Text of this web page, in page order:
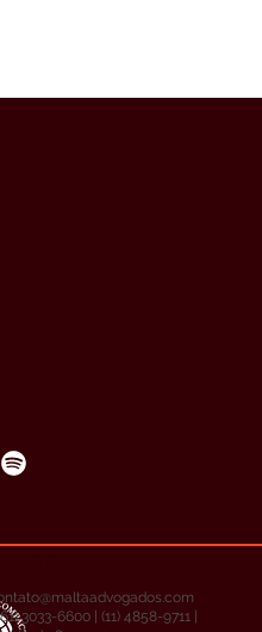
3033-6600 | (11) 4858-9711 |